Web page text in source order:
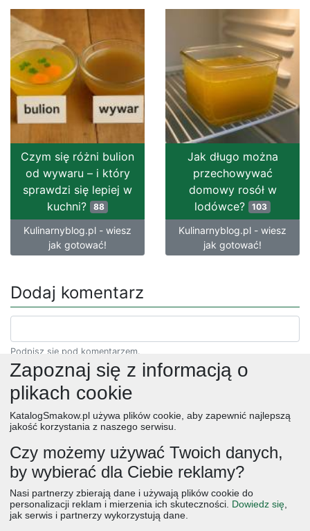
Czym się różni bulion
od wywaru – i który
sprawdzi się lepiej w
kuchni? 88
Kulinarnyblog.pl - wiesz
jak gotować!
Jak długo można
przechowywać
domowy rosół w
lodówce? 103
Kulinarnyblog.pl - wiesz
jak gotować!
Dodaj komentarz
Podpisz się pod komentarzem.
salatki
boże narodzenie warzywa wielkanoc
przekaski
dania główne
jajka wegetariańskie czekolada
Zapoznaj się z informacją o
plikach cookie
KatalogSmakow.pl używa plików cookie, aby zapewnić najlepszą
jakość korzystania z naszego serwisu.
Czy możemy używać Twoich danych,
by wybierać dla Ciebie reklamy?
Nasi partnerzy zbierają dane i używają plików cookie do
personalizacji reklam i mierzenia ich skuteczności. Dowiedz się
jak serwis i partnerzy wykorzystują dane.